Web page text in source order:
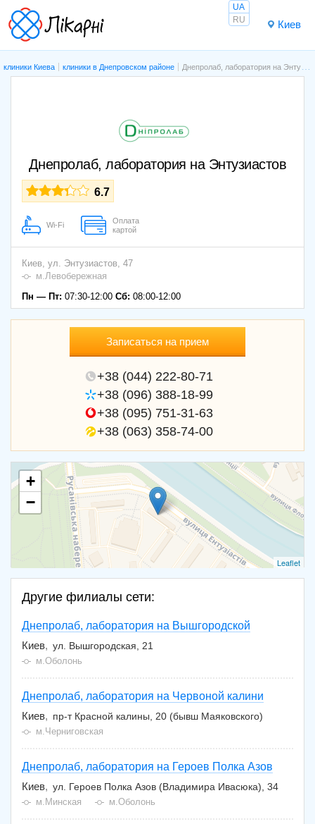
Киев
UA
RU
клиники Киева клиники в Днепровском районе Днепролаб, лаборатория на Энтузиастов
Днепролаб, лаборатория на Энтузиастов
6.7
Wi-Fi
Оплата
картой
Киев, ул. Энтузиастов, 47
м.Левобережная
Пн — Пт: 07:30-12:00 Сб: 08:00-12:00
Записаться на прием
+38 (044) 222-80-71
+38 (096) 388-18-99
+38 (095) 751-31-63
+38 (063) 358-74-00
+
−
Leaflet
Другие филиалы сети:
Днепролаб, лаборатория на Вышгородской
Киев
ул. Вышгородская, 21
м.Оболонь
Днепролаб, лаборатория на Червоной калини
Киев
пр-т Красной калины, 20 (бывш Маяковского)
м.Черниговская
Днепролаб, лаборатория на Героев Полка Азов
Киев
ул. Героев Полка Азов (Владимира Ивасюка), 34
м.Минская м.Оболонь